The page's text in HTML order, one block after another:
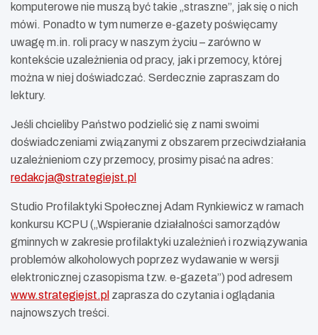
komputerowe nie muszą być takie „straszne”, jak się o nich
mówi. Ponadto w tym numerze e-gazety poświęcamy
uwagę m.in. roli pracy w naszym życiu – zarówno w
kontekście uzależnienia od pracy, jak i przemocy, której
można w niej doświadczać. Serdecznie zapraszam do
lektury.
Jeśli chcieliby Państwo podzielić się z nami swoimi
doświadczeniami związanymi z obszarem przeciwdziałania
uzależnieniom czy przemocy, prosimy pisać na adres:
redakcja@strategiejst.pl
Studio Profilaktyki Społecznej Adam Rynkiewicz w ramach
konkursu KCPU („Wspieranie działalności samorządów
gminnych w zakresie profilaktyki uzależnień i rozwiązywania
problemów alkoholowych poprzez wydawanie w wersji
elektronicznej czasopisma tzw. e-gazeta”) pod adresem
www.strategiejst.pl zaprasza do czytania i oglądania
najnowszych treści.